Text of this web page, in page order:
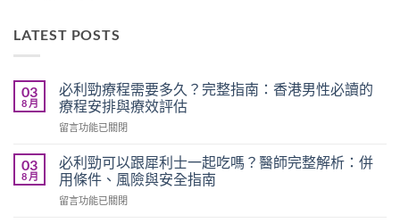
LATEST POSTS
03
8 月
必利勁療程需要多久？完整指南：香港男性必讀的
療程安排與療效評估
在
利
勁
療
程
留言功能已關閉
03
8 月
必利勁可以跟犀利士一起吃嗎？醫師完整解析：併
用條件、風險與安全指南
在
留言功能已關閉